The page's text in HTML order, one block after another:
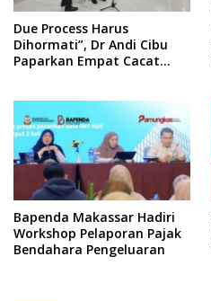
Due Process Harus
Dihormati”, Dr Andi Cibu
Paparkan Empat Cacat
Bapenda Makassar Hadiri
Workshop Pelaporan Pajak
Bendahara Pengeluaran